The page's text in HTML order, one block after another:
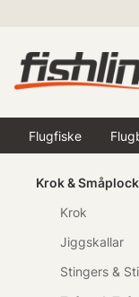
Flugfiske
Krok & Småplock
Krok
Jiggskallar
Stingers &